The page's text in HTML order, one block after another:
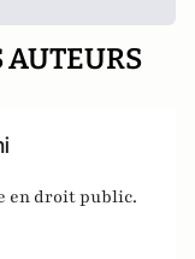
AUTEURS
en droit public.